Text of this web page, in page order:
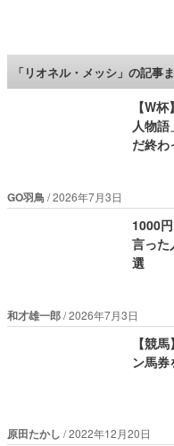
ロケットニュース24
「リオネル・メッシ」の記事
【W
人物
だ終わ
GO羽鳥 2026年7月3日
1000
言った
選
和才雄一郎 2026年7月3日
【競
ン馬券
原田たかし 2022年12月20日